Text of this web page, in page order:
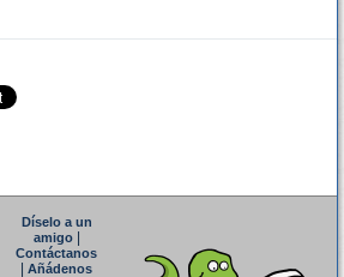
Díselo a un
amigo|
Contáctanos
Añádenos